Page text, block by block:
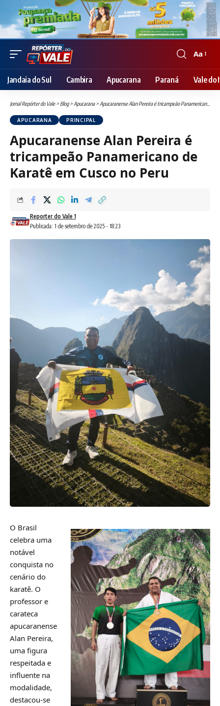
Font
Resizer
Aa
Jandaia do Sul Cambira Apucarana Paraná Vale do
Jornal Repórter do Vale> Blog>Apucarana>Apucaranense Alan Pereira é tricampeão Panamericano de Karatê em Cusco no Peru
APUCARANA PRINCIPAL
Apucaranense Alan Pereira é
tricampeão Panamericano de
Karatê em Cusco no Peru
Publicada: 1 de setembro de 2025 - 18:23
Reporter do Vale 1
O Brasil
celebra uma
notável
conquista no
cenário do
karatê. O
professor e
carateca
apucaranense
Alan Pereira,
uma figura
respeitada e
influente na
modalidade,
destacou-se